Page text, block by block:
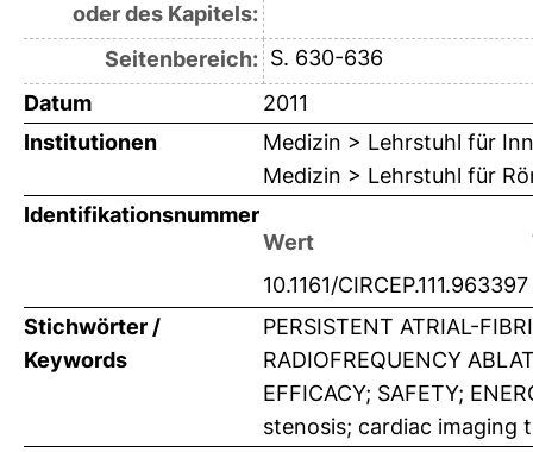
oder des Kapitels:
Seitenbereich: S. 630-636
Datum
2011
Institutionen
Medizin > Lehrstuhl für
Medizin > Lehrstuhl für
Identifikationsnummer
Wert
10.1161/CIRCEP.111.963397
Stichwörter /
Keywords
PERSISTENT ATRIAL-
RADIOFREQUENCY
EFFICACY; SAFETY;
stenosis; cardiac imaging